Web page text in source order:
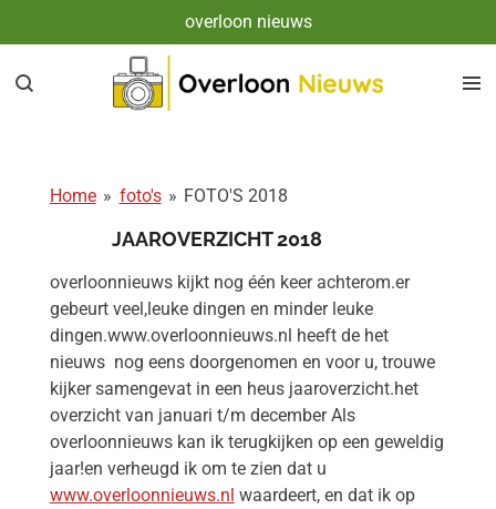
direct
naar
overloon nieuws
Home » foto's » FOTO'S 2018
JAAROVERZICHT 2018
overloonnieuws kijkt nog één keer achterom.er
gebeurt veel,leuke dingen en minder leuke
dingen.www.overloonnieuws.nl heeft de het
nieuws nog eens doorgenomen en voor u, trouwe
kijker samengevat in een heus jaaroverzicht.het
overzicht van januari t/m december Als
overloonnieuws kan ik terugkijken op een geweldig
jaar!en verheugd ik om te zien dat u
www.overloonnieuws.nl waardeert, en dat ik op